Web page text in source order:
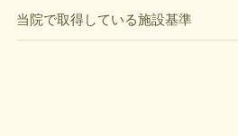
当院で取得している施設基準